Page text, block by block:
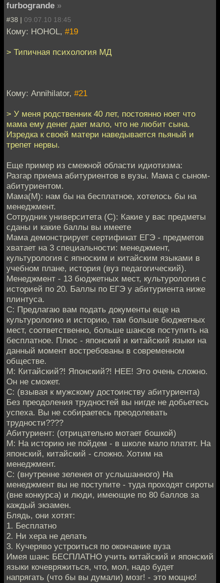
furbogrande »
#38 | 09.07.10 18:45
Кому: HOHOL, #19
> Типичная психология МД
Кому: Annihilator, #21
> У меня родственник 40 лет, постоянно ноет что
мама ему денег дает мало, что не любит сына.
Изредка к своей матери наведывается пьяный и
трепет нервы.
Еще пример из смежной области идиотизма:
Разгар приема абитуриентов в вузы. Мама с сыном-
абитуриентом.
Мама(М): нам бы на бесплатное, хотелось бы на
менеджмент.
Сотрудник университета (С): Какие у вас предметы
сданы и какие баллы вы имеете
Мама демонстрирует сертификат ЕГЭ - предметов
хватает на 3 специальности: менеджмент,
культурология с япноским и китайским языками в
учебном плане, история (вуз педагогический).
Менеджмент - 13 бюджетных мест, культурология с
историей по 20. Баллы по ЕГЭ у абитуриента ниже
плинтуса.
С: Предлагаю вам подать документы еще на
культурологию и историю, там больше бюджетных
мест, соответственно, больше шансов поступить на
бесплатное. Плюс - японский и китайский языки на
данный момент востребованы в современном
обществе.
М: Китайский?! Японский?! НЕЕ! Это очень сложно.
Он не сможет.
С: (взывая к мужскому достоинству абитуриента)
Без преодоления трудностей вы нигде не добьетесь
успеха. Вы не собираетесь преодолевать
трудности????
Абитуриент: (отрицательно мотает бошкой)
М: На историю не пойдем - в школе мало платят. На
японский, китайский - сложно. Хотим на
менеджмент.
С: (внутренне зеленея от услышанного) На
менеджмент вы не поступите - туда проходят сироты
(вне конкурса) и люди, имеющие по 80 баллов за
каждый экзамен.
Блядь, они хотят:
1. Бесплатно
2. Ни хера не делать
3. Кучеряво устроиться по окончание вуза
Имея шанс БЕСПЛАТНО учить китайский и японский
языки кочевряжиться, что, мол, надо будет
напрягать (что бы вы думали) мозг! - это мощно!